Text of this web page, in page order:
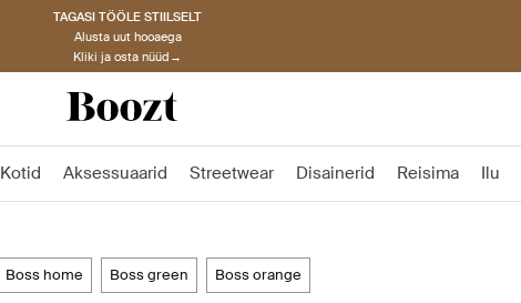
TAGASI TÖÖLE STIILSELT
Alusta uut hooaega
Kliki ja osta nüüd→
Kotid Aksessuaarid Streetwear Disainerid Reisima Ilu
boss home boss green boss orange